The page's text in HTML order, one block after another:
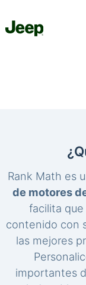
Rank Math es
de motores
facilita
contenido con
las mejores
importantes